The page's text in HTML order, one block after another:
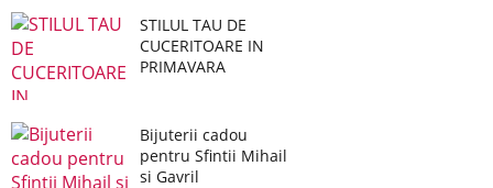
STILUL TAU DE
CUCERITOARE IN
PRIMAVARA
Bijuterii cadou
pentru Sfintii Mihail
si Gavril